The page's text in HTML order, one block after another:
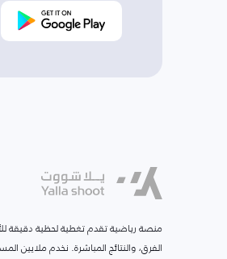
منصة رياضية تقدم تغطية لحظية دقيقة
الفرق، والنتائج المباشرة. نخدم ملايين